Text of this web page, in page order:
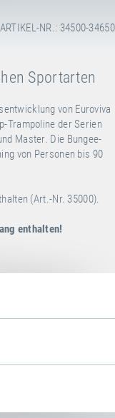
ARTIKEL-NR.: 34500-34650
Sportarten
von Euroviva
Trampoline der Serien
Master. Die Bungee-
von Personen bis 90
(Art.-Nr. 35000).
enthalten!